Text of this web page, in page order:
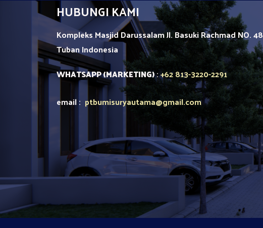
HUBUNGI KAMI
Kompleks Masjid Darussalam Jl. Basuki Rachmad NO. 48
TubanIndonesia
WHATSAPP (MARKETING):+62 813-3220-2291
email : ptbumisuryautama@gmail.com